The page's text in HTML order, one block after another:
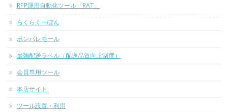
RPP運用自動化ツール「RAT」
らくらくーぽん
ポンパレモール
最強配送ラベル（配送品質向上制度）
会員専用ツール
本店サイト
ツール設置・利用